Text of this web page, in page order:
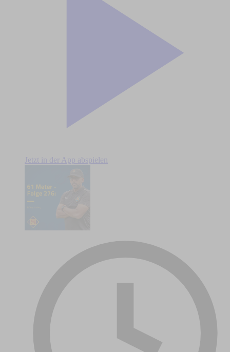
Jetzt in der App abspielen